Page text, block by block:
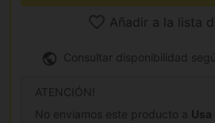
Añadir a la lista
Consultar disponibilidad
ATENCIÓN!
No enviamos este producto a Usa